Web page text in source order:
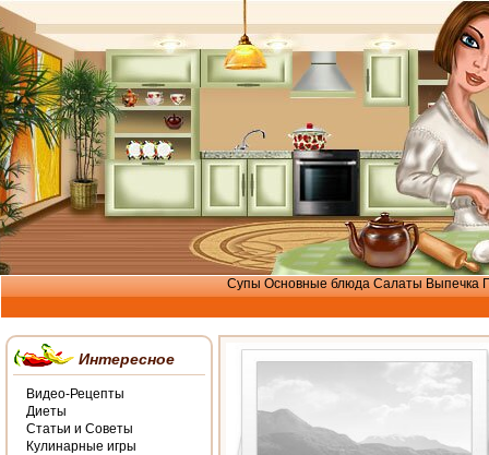
Супы Основные блюда Салаты Выпечка
Интересное
Видео-Рецепты
Диеты
Статьи и Советы
Кулинарные игры